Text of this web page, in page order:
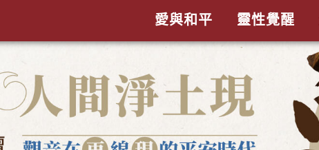
愛與和平 靈性覺醒